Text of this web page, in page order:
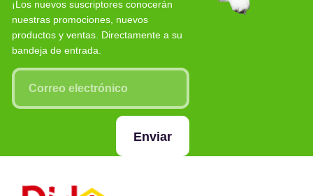
¡Los nuevos suscriptores conocerán
nuestras promociones, nuevos
productos y ventas. Directamente a su
bandeja de entrada.
Enviar